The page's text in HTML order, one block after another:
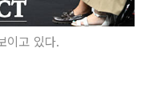
이고 있다.